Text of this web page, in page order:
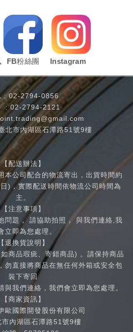
FB粉絲團 Instagram
:02-2794-0856
: 02-2794-2121
北市內湖區石潭路51號9樓
【配送辦法】
本公司配合的物流寄出，出貨時間約
)，實際配送時間依物流公司時間為
主。
【注意事項】
問題， 請協助拍照， 與我們連絡,我
立即為您處理。
【退換貨說明】
商品瑕疵、寄錯商品) 。請保持商品
勿直接將商品在無任何外箱或安全包
裝下寄回
與我們連絡，我們會立即為您處理。
【商家資訊】
歐國際開發股份有限公司
市內湖區石潭路51號9樓